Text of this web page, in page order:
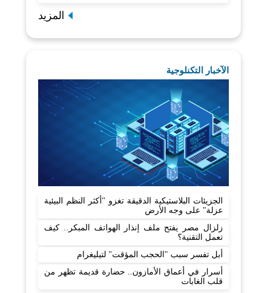
المزيد
الآخبار التكنلوجية
الجزيئات البلاستيكية الدقيقة تغزو "أكثر النظم البيئية
عزلة" على وجه الأرض
زلزال مصر يفتح ملف إنذار الهواتف المبكر.. كيف
تعمل التقنية؟
أبل تفسر سبب "الحجب المؤقت" لتيليغرام
أسرار في أعماق الأمازون.. حضارة قديمة تظهر من
قلب الغابات